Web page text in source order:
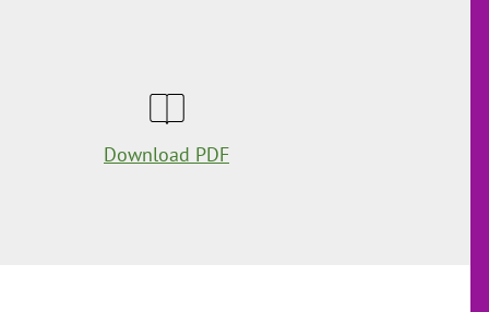
Download PDF